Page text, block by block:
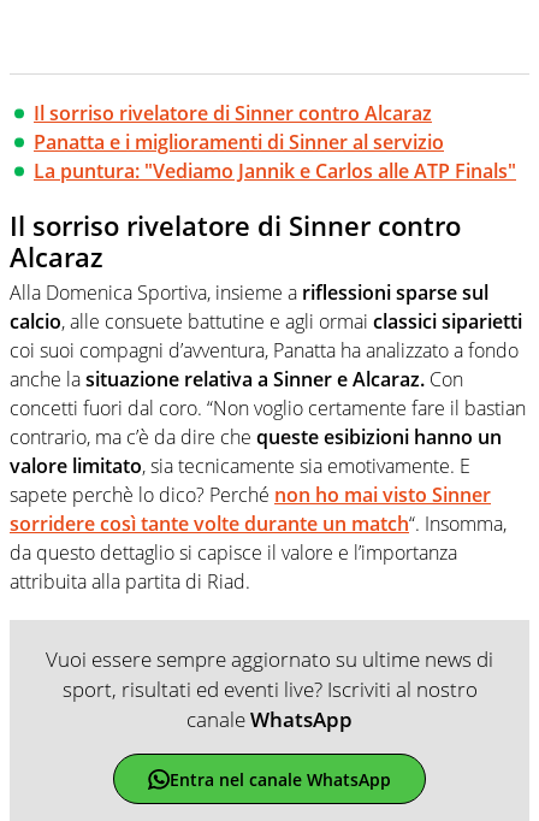
Il sorriso rivelatore di Sinner contro Alcaraz
Panatta e i miglioramenti di Sinner al servizio
La puntura: "Vediamo Jannik e Carlos alle ATP Finals"
Il sorriso rivelatore di Sinner contro
Alcaraz
Alla Domenica Sportiva, insieme a riflessioni sparse sul
calcio, alle consuete battutine e agli ormai classici siparietti
coi suoi compagni d’avventura, Panatta ha analizzato a fondo
anche lasituazione relativa a Sinner e Alcaraz. Con
concetti fuori dal coro. “Non voglio certamente fare il bastian
contrario, ma c’è da dire che queste esibizioni hanno un
valore limitato, sia tecnicamente sia emotivamente. E
sapete perchè lo dico? Perché non ho mai visto Sinner
sorridere così tante volte durante un match“. Insomma,
da questo dettaglio si capisce il valore e l’importanza
attribuita alla partita di Riad.
Vuoi essere sempre aggiornato su ultime news di
sport, risultati ed eventi live? Iscriviti al nostro
canaleWhatsApp
Entra nel canale WhatsApp